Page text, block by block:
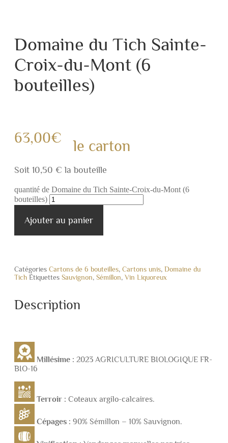
Domaine du Tich Sainte-
Croix-du-Mont (6
bouteilles)
63,00€ le carton
Soit 10,50 € la bouteille
quantité de Domaine du Tich Sainte-Croix-du-Mont (6
bouteilles)
Ajouter au panier
Catégories Cartons de 6 bouteilles, Cartons unis, Domaine du
Tich Étiquettes Sauvignon, Sémillon, Vin Liquoreux
Description
Millésime : 2023 AGRICULTURE BIOLOGIQUE FR-
BIO-16
Terroir : Coteaux argilo-calcaires.
Cépages : 90% Sémillon – 10% Sauvignon.